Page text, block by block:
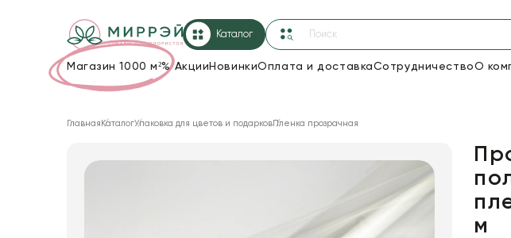
Каталог
Магазин 1000 м²%Акции НовинкиОплата и доставкаСотрудничествоО
Корзины и плетеные изделия
Главная КаталогУпаковка для цветов и подарковПленка прозрачная
м